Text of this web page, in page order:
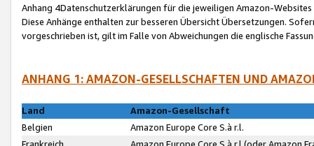
Anhang 4Datenschutzerklärungen für die jeweiligen Amazon-Websites
Diese Anhänge enthalten zur besseren Übersicht Übersetzungen.
vorgeschrieben ist, gilt im Falle von Abweichungen die englische
ANHANG 1: AMAZON-GESELLSCHAFTEN UND
Land
Amazon-Gesellschaft
Belgien
Amazon Europe Core S.à r.l.